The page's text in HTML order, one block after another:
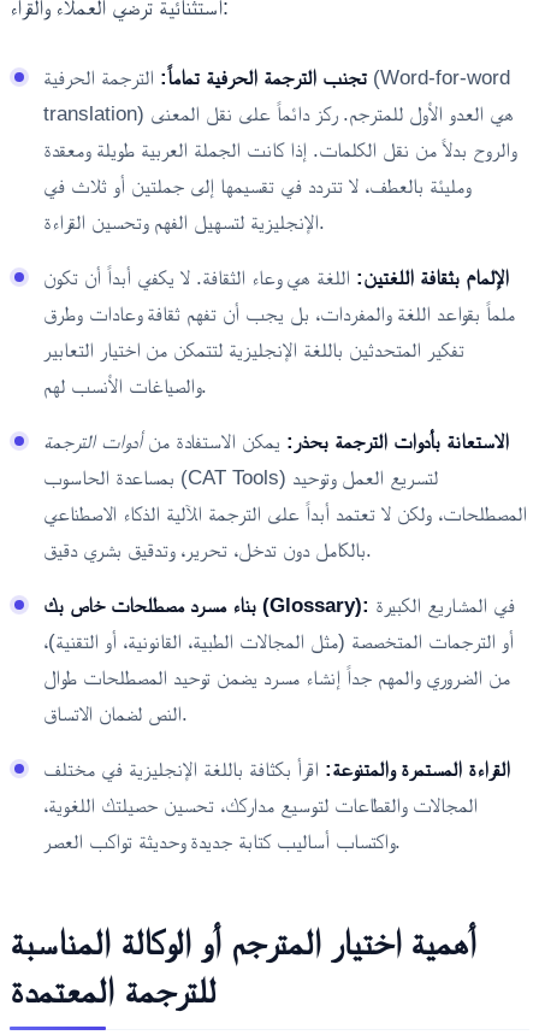
استثنائية ترضي العملاء والقراء:
تجنب الترجمة الحرفية تماماً: الترجمة الحرفية (Word-for-word
translation) هي العدو الأول للمترجم. ركز دائماً على نقل المعنى
والروح بدلاً من نقل الكلمات. إذا كانت الجملة العربية طويلة ومعقدة
ومليئة بالعطف، لا تتردد في تقسيمها إلى جملتين أو ثلاث في
الإنجليزية لتسهيل الفهم وتحسين القراءة.
الإلمام بثقافة اللغتين: اللغة هي وعاء الثقافة. لا يكفي أبداً أن تكون
ملماً بقواعد اللغة والمفردات، بل يجب أن تفهم ثقافة وعادات وطرق
تفكير المتحدثين باللغة الإنجليزية لتتمكن من اختيار التعابير
والصياغات الأنسب لهم.
الاستعانة بأدوات الترجمة بحذر: يمكن الاستفادة منأدوات الترجمة
بمساعدة الحاسوب (CAT Tools) لتسريع العمل وتوحيد
المصطلحات، ولكن لا تعتمد أبداً على الترجمة الآلية الذكاء الاصطناعي
بالكامل دون تدخل، تحرير، وتدقيق بشري دقيق.
بناء مسرد مصطلحات خاص بك (Glossary):
أو الترجمات المتخصصة (مثل المجالات الطبية، القانونية، أو التقنية)،
من الضروري والمهم جداً إنشاء مسرد يضمن توحيد المصطلحات طوال
النص لضمان الاتساق.
القراءة المستمرة والمتنوعة: اقرأ بكثافة باللغة الإنجليزية في مختلف
المجالات والقطاعات لتوسيع مداركك، تحسين حصيلتك اللغوية،
واكتساب أساليب كتابة جديدة وحديثة تواكب العصر.
أهمية اختيار المترجم أو الوكالة المناسبة
للترجمة المعتمدة